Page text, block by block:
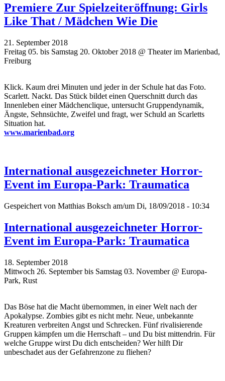
Premiere Zur Spielzeiteröffnung: Girls
Like That / Mädchen Wie Die
21. September 2018
Freitag 05. bis Samstag 20. Oktober 2018 @ Theater im Marienbad,
Freiburg
Klick. Kaum drei Minuten und jeder in der Schule hat das Foto.
Scarlett. Nackt. Das Stück bildet einen Querschnitt durch das
Innenleben einer Mädchenclique, untersucht Gruppendynamik,
Ängste, Sehnsüchte, Zweifel und fragt, wer Schuld an Scarletts
Situation hat.
www.marienbad.org
International ausgezeichneter Horror-
Event im Europa-Park: Traumatica
Gespeichert von Matthias Boksch am/um Di, 18/09/2018 - 10:34
International ausgezeichneter Horror-
Event im Europa-Park: Traumatica
18. September 2018
Mittwoch 26. September bis Samstag 03. November @ Europa-
Park, Rust
Das Böse hat die Macht übernommen, in einer Welt nach der
Apokalypse. Zombies gibt es nicht mehr. Neue, unbekannte
Kreaturen verbreiten Angst und Schrecken. Fünf rivalisierende
Gruppen kämpfen um die Herrschaft – und Du bist mittendrin. Für
welche Gruppe wirst Du dich entscheiden? Wer hilft Dir
unbeschadet aus der Gefahrenzone zu fliehen?